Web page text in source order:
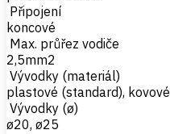
Připojení
koncové
Max. průřez vodiče
2,5mm2
Vývodky (materiál)
plastové (standard), kovové
Vývodky (ø)
ø20, ø25